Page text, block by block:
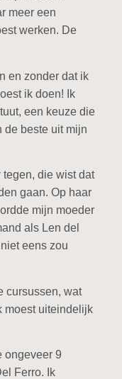
meer een
werken. De
en zonder dat ik
ik doen! Ik
een keuze die
de beste uit mijn
die wist dat
gaan. Op haar
mijn moeder
als Len del
eens zou
cursussen, wat
moest uiteindelijk
ongeveer 9
Ferro. Ik